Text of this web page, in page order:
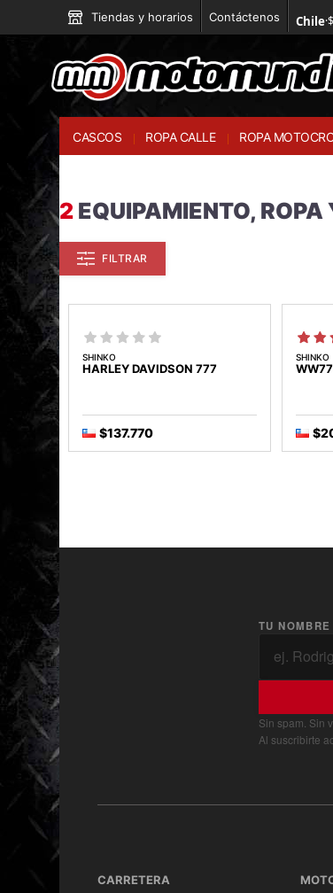
Tiendas y horarios Contáctenos Chile·$
CASCOS ROPA CALLE ROPA
2 EQUIPAMIENTO,
FILTRAR
SHINKO
HARLEY DAVIDSON 777
$137.770
SHINKO
TU NOMBRE
Sin spam. Sin
Al suscribirte
CARRETERA